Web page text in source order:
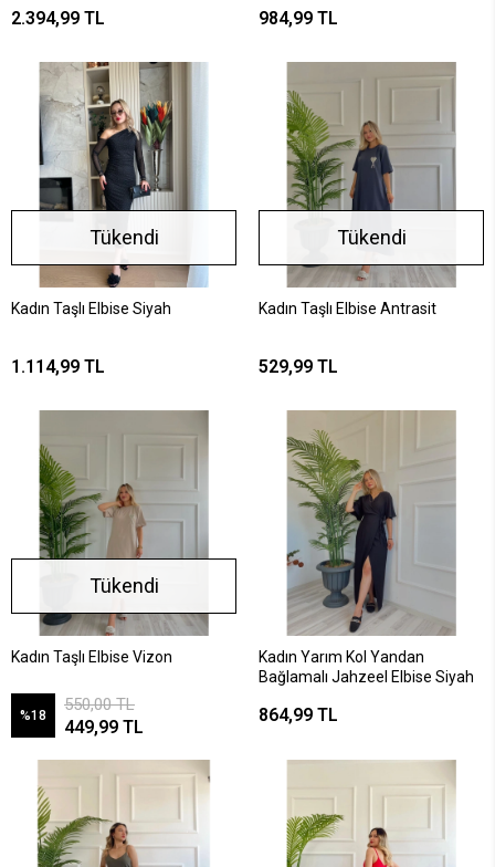
2.394,99 TL 984,99 TL
Tükendi
Kadın Taşlı Elbise Siyah
1.114,99 TL
Tükendi
Kadın Taşlı Elbise Antrasit
529,99 TL
Tükendi
Kadın Taşlı Elbise Vizon
%18
550,00 TL
449,99 TL
Kadın Yarım Kol Yandan
Bağlamalı Jahzeel Elbise Siyah
864,99 TL